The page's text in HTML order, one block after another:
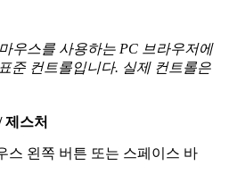
우스를 사용하는 PC 브라우저에
준 컨트롤입니다. 실제 컨트롤은
제스처
스 왼쪽 버튼 또는 스페이스 바